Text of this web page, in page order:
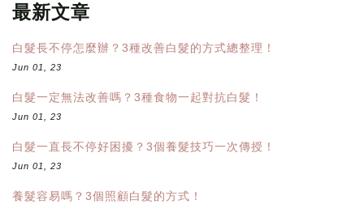
最新文章
白髮長不停怎麼辦？3種改善白髮的方式總整理！
Jun 01, 23
白髮一定無法改善嗎？3種食物一起對抗白髮！
Jun 01, 23
白髮一直長不停好困擾？3個養髮技巧一次傳授！
Jun 01, 23
養髮容易嗎？3個照顧白髮的方式！